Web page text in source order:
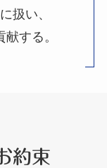
扱い、
する。
約束